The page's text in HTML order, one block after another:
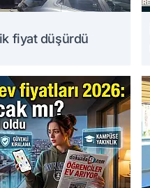
fiyat düşürdü